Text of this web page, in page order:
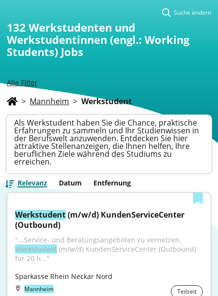
Alle Filter
Suche ändern
132 Werkstudenten und
Werkstudentinnen (engl.: Working
Students) Jobs
> Mannheim > Werkstudent
Als Werkstudent haben Sie die Chance, praktische
Erfahrungen zu sammeln und Ihr Studienwissen in
der Berufswelt anzuwenden. Entdecken Sie hier
attraktive Stellenanzeigen, die Ihnen helfen, Ihre
beruflichen Ziele während des Studiums zu
erreichen.
Relevanz Datum Entfernung
Werkstudent (m/w/d) KundenServiceCenter
(Outbound)
Werkstudent (m/w/d) KundenServiceCenter (Outbound)
für 20 h..."
Sparkasse Rhein Neckar Nord
Mannheim Teilzeit